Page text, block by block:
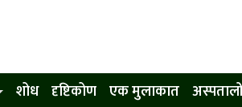
शोध दृष्टिकोण एक मुलाकात